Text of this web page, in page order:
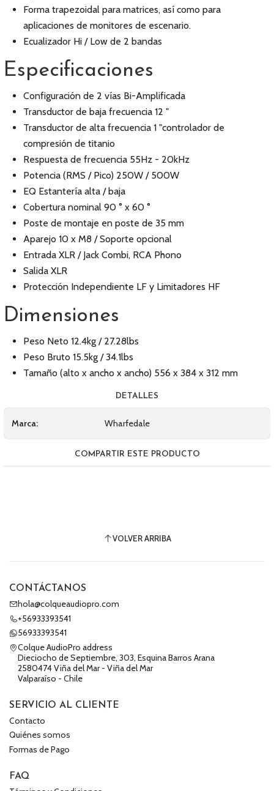
Forma trapezoidal para matrices, así como para
aplicaciones de monitores de escenario.
Ecualizador Hi / Low de 2 bandas
Especificaciones
Configuración de 2 vías Bi-Amplificada
Transductor de baja frecuencia 12 "
Transductor de alta frecuencia 1 "controlador de
compresión de titanio
Respuesta de frecuencia 55Hz - 20kHz
Potencia (RMS / Pico) 250W / 500W
EQ Estantería alta / baja
Cobertura nominal 90 ° x 60 °
Poste de montaje en poste de 35 mm
Aparejo 10 x M8 / Soporte opcional
Entrada XLR / Jack Combi, RCA Phono
Salida XLR
Protección Independiente LF y Limitadores HF
Dimensiones
Peso Neto 12.4kg / 27.28lbs
Peso Bruto 15.5kg / 34.1lbs
Tamaño (alto x ancho x ancho) 556 x 384 x 312 mm
DETALLES
Marca: Wharfedale
COMPARTIR ESTE PRODUCTO
VOLVER ARRIBA
CONTÁCTANOS
hola@colqueaudiopro.com
+56933393541
56933393541
Colque AudioPro address
Dieciocho de Septiembre, 303, Esquina Barros Arana
2580474 Viña del Mar - Viña del Mar
Valparaíso - Chile
SERVICIO AL CLIENTE
Contacto
Quiénes somos
Formas de Pago
FAQ